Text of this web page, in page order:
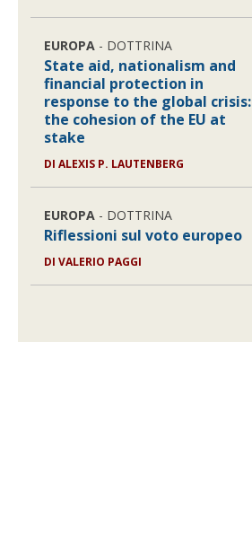
EUROPA - DOTTRINA
State aid, nationalism and
financial protection in
response to the global crisis:
the cohesion of the EU at
stake
DI ALEXIS P. LAUTENBERG
EUROPA - DOTTRINA
Riflessioni sul voto europeo
DI VALERIO PAGGI